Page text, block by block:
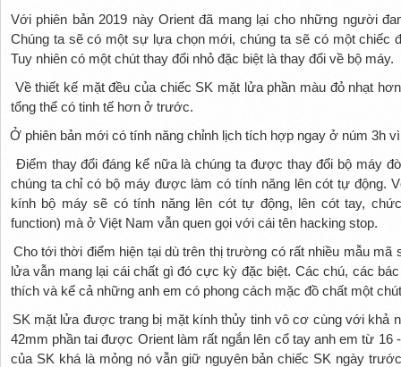
Với phiên bản 2019 này Orient đã mang lại cho những người
Chúng ta sẽ có một sự lựa chọn mới, chúng ta sẽ có một chiếc
Tuy nhiên có một chút thay đổi nhỏ đặc biệt là thay đổi về bộ máy.
Về thiết kế mặt đều của chiếc SK mặt lửa phần màu đỏ nhạt
tổng thể có tinh tế hơn ở trước.
Ở phiên bản mới có tính năng chỉnh lịch tích hợp ngay ở núm 3h
Điểm thay đổi đáng kể nữa là chúng ta được thay đổi bộ máy
chúng ta chỉ có bộ máy được làm có tính năng lên cót tự động.
kính bộ máy sẽ có tính năng lên cót tự động, lên cót tay,
function) mà ở Việt Nam vẫn quen gọi với cái tên hacking stop.
Cho tới thời điểm hiện tại dù trên thị trường có rất nhiều mẫu
lửa vẫn mang lại cái chất gì đó cực kỳ đặc biệt. Các chú, các
thích và kể cả những anh em có phong cách mặc đồ chất một
SK mặt lửa được trang bị mặt kính thủy tinh vô cơ cùng với khả
42mm phần tai được Orient làm rất ngắn lên cổ tay anh em từ
của SK khá là mỏng nó vẫn giữ nguyên bản chiếc SK ngày